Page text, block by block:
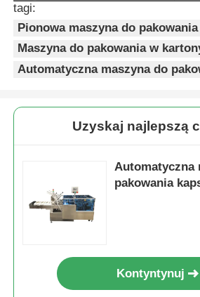
Pionowa maszyna pakująca
pozioma maszyna pakująca
Wizualna maszyna pakująca
Maszyna do pakowania
Maszyna do pakowania w proszku
tagi:
Pionowa maszyna do
Maszyna do pakowania w
Automatyczna maszyna do
Uzyskaj najlepszą
Automatyczna
pakowania
Kontyntynuj